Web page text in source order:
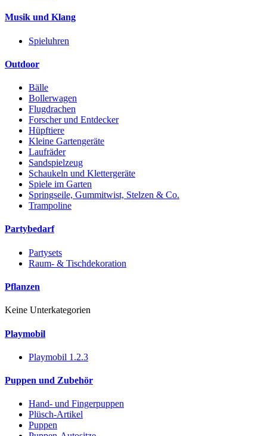
Musik und Klang
Spieluhren
Outdoor
Bälle
Bollerwagen
Flugdrachen
Forscher und Entdecker
Hüpftiere
Kleine Gartengeräte
Laufräder
Sandspielzeug
Schaukeln und Klettergeräte
Spiele im Garten
Springseile, Gummitwist, Stelzen & Co.
Trampoline
Partybedarf
Partysets
Raum- & Tischdekoration
Pflanzen
Keine Unterkategorien
Playmobil
Playmobil 1.2.3
Puppen und Zubehör
Hand- und Fingerpuppen
Plüsch-Artikel
Puppen